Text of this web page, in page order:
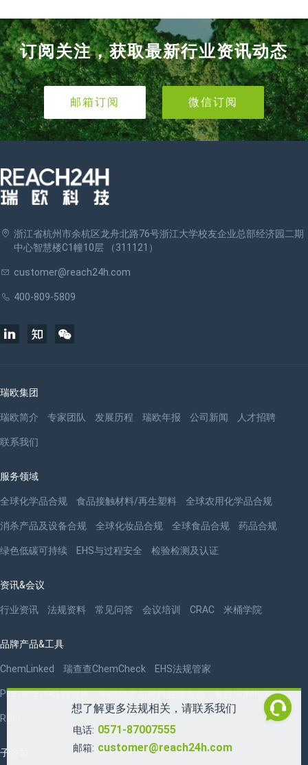
想了解更多法规相关，请联系我们
电话: 0571-87007555
邮箱: customer@reach24h.com
订阅关注，获取最新行业资讯动态
邮箱订阅 微信订阅
浙江省杭州市余杭区龙舟北路76号浙江大学校友企业总部经济园二期
中心智慧楼C1幢10层 （311121）
customer@reach24h.com
400-809-5809
瑞欧集团
瑞欧简介 专家团队 发展历程 瑞欧年报 公司新闻 人才招聘
联系我们
服务领域
全球化学品合规 食品接触材料/再生塑料 全球农用化学品合规
消杀产品及设备合规 全球化妆品合规 全球食品合规 药品合规
绿色低碳可持续 EHS与过程安全 检验检测及认证
资讯&会议
行业资讯 法规资料 常见问答 会议培训 CRAC 米桶学院
品牌产品&工具
ChemLinked 瑞查查ChemCheck EHS法规管家
PDE/ADE/OEL数据库 中国化妆品原料合规查询 食合COMBOX
RSCC
子公司